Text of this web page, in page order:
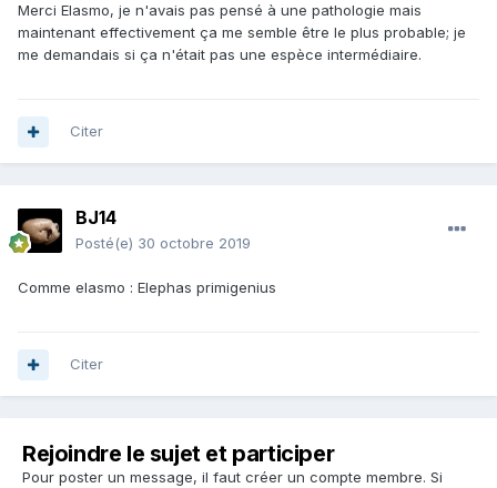
Merci Elasmo, je n'avais pas pensé à une pathologie mais
maintenant effectivement ça me semble être le plus probable; je
me demandais si ça n'était pas une espèce intermédiaire.
Citer
BJ14
Posté(e) 30 octobre 2019
Comme elasmo : Elephas primigenius
Citer
Rejoindre le sujet et participer
Pour poster un message, il faut créer un compte membre. Si